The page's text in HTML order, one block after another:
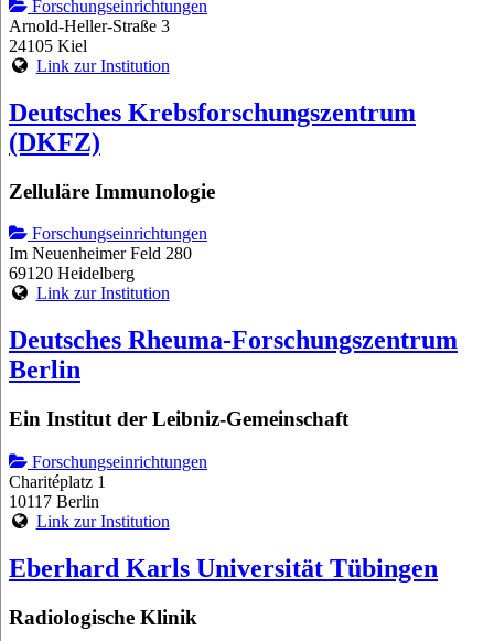
Forschungseinrichtungen
Arnold-Heller-Straße 3
24105 Kiel
Link zur Institution
Deutsches Krebsforschungszentrum
(DKFZ)
Zelluläre Immunologie
Forschungseinrichtungen
Im Neuenheimer Feld 280
69120 Heidelberg
Link zur Institution
Deutsches Rheuma-Forschungszentrum
Berlin
Ein Institut der Leibniz-Gemeinschaft
Forschungseinrichtungen
Charitéplatz 1
10117 Berlin
Link zur Institution
Eberhard Karls Universität Tübingen
Radiologische Klinik